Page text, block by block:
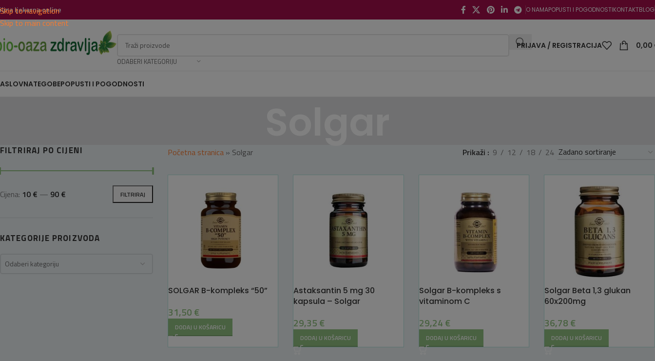
Skip to navigation
Skip to main content
ljekarna online O NAMAPOPUSTI I POGODNOSTIKONTAKTBLOG
ODABERI KATEGORIJU
PRIJAVA / REGISTRACIJA 0,00
TEGOBEPOPUSTI I POGODNOSTI
FILTRIRAJ PO CIJENI
FILTRIRAJ
Cijena: 10 € — 90 €
KATEGORIJE PROIZVODA
Odaberi kategoriju
Početna stranica» Solgar Prikaži 9 12 18 24
SOLGAR B-kompleks “50”
31,50 €
DODAJ U KOŠARICU
Astaksantin 5 mg 30
kapsula – Solgar
29,35 €
DODAJ U KOŠARICU
Solgar B-kompleks s
vitaminom C
29,24 €
DODAJ U KOŠARICU
Solgar Beta 1,3 glukan
60x200mg
36,78 €
DODAJ U KOŠARICU